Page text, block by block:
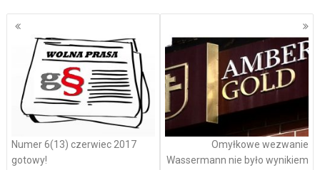
Nawigacja
wpisach
Numer 6(13) czerwiec 2017
gotowy!
Omyłkowe wezwanie
Wassermann nie było wynikiem